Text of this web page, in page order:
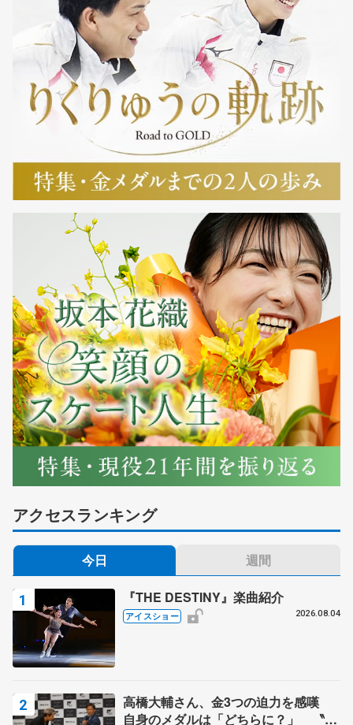
アクセスランキング
今日 週間
『THE DESTINY』楽曲紹介
アイスショー 2026.08.04
高橋大輔さん、金3つの迫力を感嘆
自身のメダルは「どちらに？」 〝リ